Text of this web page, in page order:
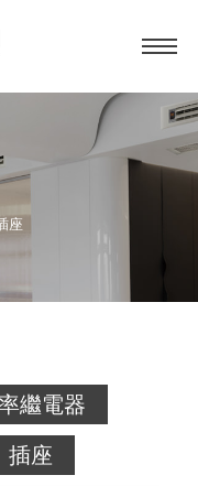
座
繼電器
插座